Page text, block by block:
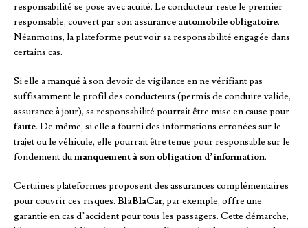
responsabilité se pose avec acuité. Le conducteur reste le premier
responsable, couvert par son assurance automobile obligatoire.
Néanmoins, la plateforme peut voir sa responsabilité engagée dans
certains cas.
Si elle a manqué à son devoir de vigilance en ne vérifiant pas
suffisamment le profil des conducteurs (permis de conduire valide,
assurance à jour), sa responsabilité pourrait être mise en cause pour
faute. De même, si elle a fourni des informations erronées sur le
trajet ou le véhicule, elle pourrait être tenue pour responsable sur le
fondement dumanquement à son obligation d’information.
Certaines plateformes proposent des assurances complémentaires
pour couvrir ces risques. BlaBlaCar, par exemple, offre une
garantie en cas d’accident pour tous les passagers. Cette démarche,